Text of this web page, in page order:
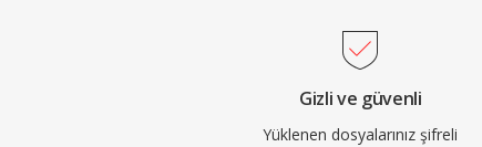
Gizli ve güvenli
Yüklenen dosyalarınız şifreli